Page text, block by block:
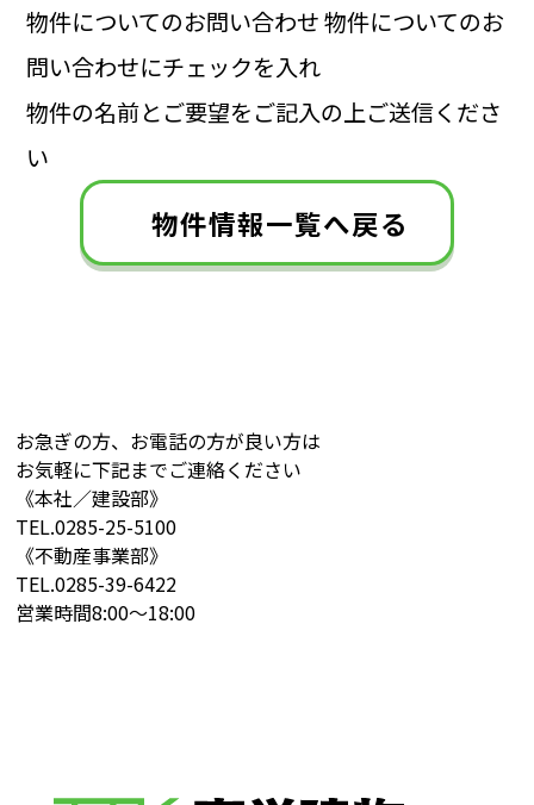
物件についてのお問い合わせ物件についてのお
問い合わせにチェックを入れ
物件の名前とご要望をご記入の上ご送信くださ
い
物件情報一覧へ戻る
お急ぎの方、お電話の方が良い方は
お気軽に下記までご連絡ください
《本社／建設部》
TEL.0285-25-5100
《不動産事業部》
TEL.0285-39-6422
営業時間8:00～18:00